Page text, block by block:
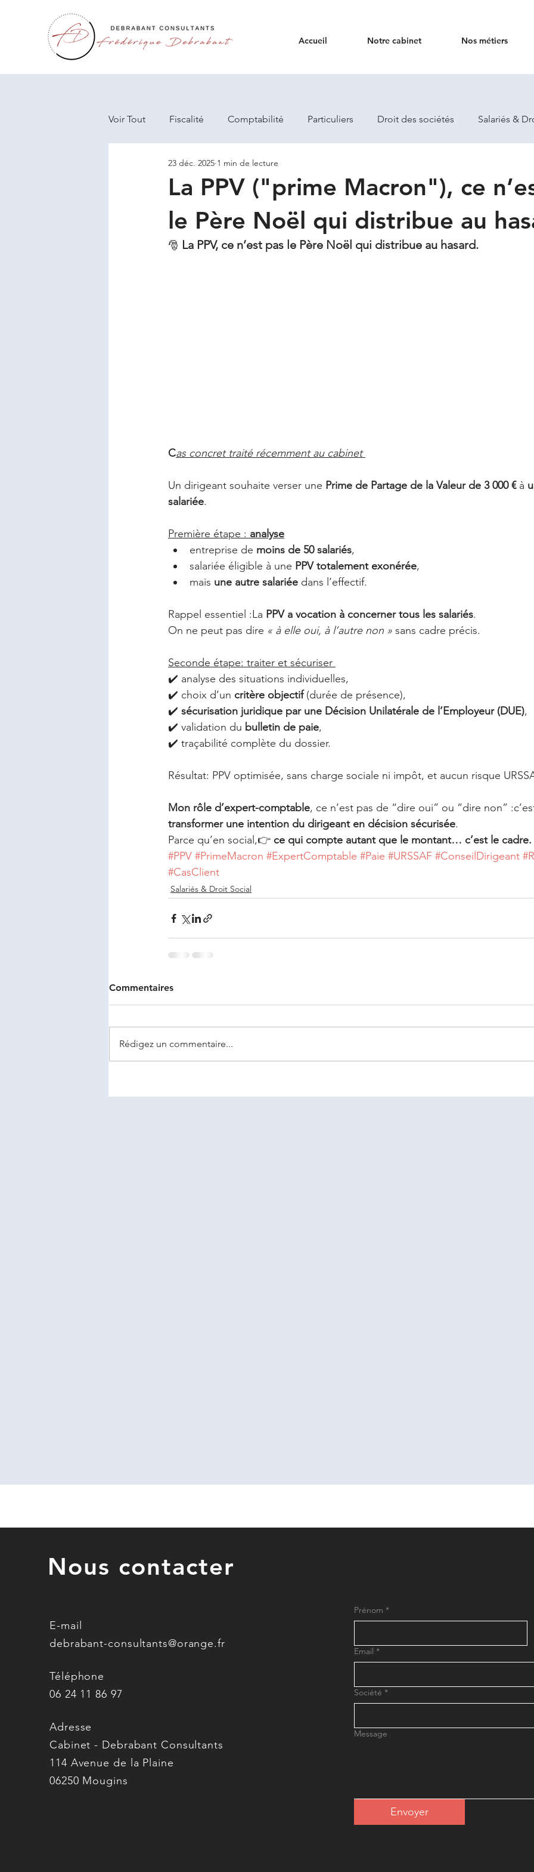
Accueil Notre cabinet Nos métiers
Voir Tout Fiscalité Comptabilité Particuliers Droit des sociétés Salariés &
Généralités Formation
La PPV ("prime Macron"), ce
le Père Noël qui distribue au
23 déc. 2025 1 min de lecture
🎅 La PPV, ce n’est pas le Père Noël qui distribue au hasard.
Cas concret traité récemment au cabinet
Un dirigeant souhaite verser une Prime de Partage de la Valeur de 3 000 € à
salariée.
Première étape : analyse
entreprise de moins de 50 salariés,
salariée éligible à une PPV totalement exonérée,
mais une autre salariée dans l’effectif.
Rappel essentiel :La PPV a vocation à concerner tous les salariés.
On ne peut pas dire « à elle oui, à l’autre non » sans cadre précis.
Seconde étape: traiter et sécuriser
✔️ analyse des situations individuelles,
✔️ choix d’un critère objectif (durée de présence),
✔️ sécurisation juridique par une Décision Unilatérale de l’Employeur (DUE),
✔️ validation du bulletin de paie,
✔️ traçabilité complète du dossier.
Résultat: PPV optimisée, sans charge sociale ni impôt, et aucun risque
Mon rôle d’expert-comptable, ce n’est pas de “dire oui” ou “dire non”
transformer une intention du dirigeant en décision sécurisée.
Parce qu’en social,👉 ce qui compte autant que le montant… c’est le cadre.
#PPV #PrimeMacron #ExpertComptable #Paie #URSSAF #ConseilDirigeant
#CasClient
Salariés & Droit Social
Commentaires
Rédigez un commentaire...
Nous contacter
E-mail
debrabant-consultants@orange.fr
Téléphone
06 24 11 86 97
Adresse
Cabinet - Debrabant Consultants
114 Avenue de la Plaine
06250 Mougins
Prénom *
Email *
Société *
Message
Envoyer